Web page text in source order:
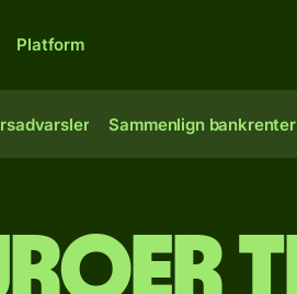
Platform
Sammenlign bankrenter